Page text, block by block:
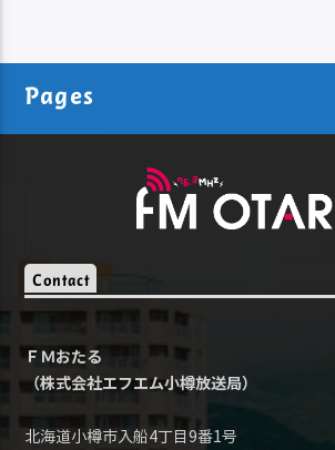
Pages
Contact
ＦＭおたる
（株式会社エフエム小樽放送局）
北海道小樽市入船4丁目9番1号